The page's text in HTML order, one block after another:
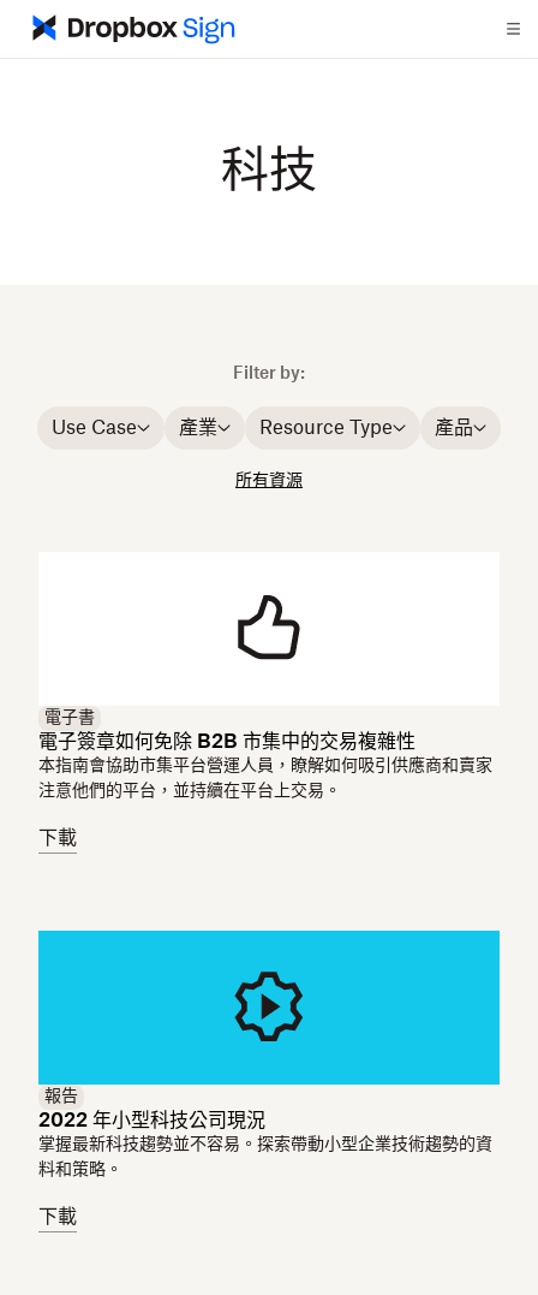
科技
Filter by:
Use Case 產業 Resource Type 產品
所有資源
電子書
電子簽章如何免除 B2B 市集中的交易複雜性
本指南會協助市集平台營運人員，瞭解如何吸引供應商和賣家
注意他們的平台，並持續在平台上交易。
下載
報告
2022 年小型科技公司現況
掌握最新科技趨勢並不容易。探索帶動小型企業技術趨勢的資
料和策略。
下載